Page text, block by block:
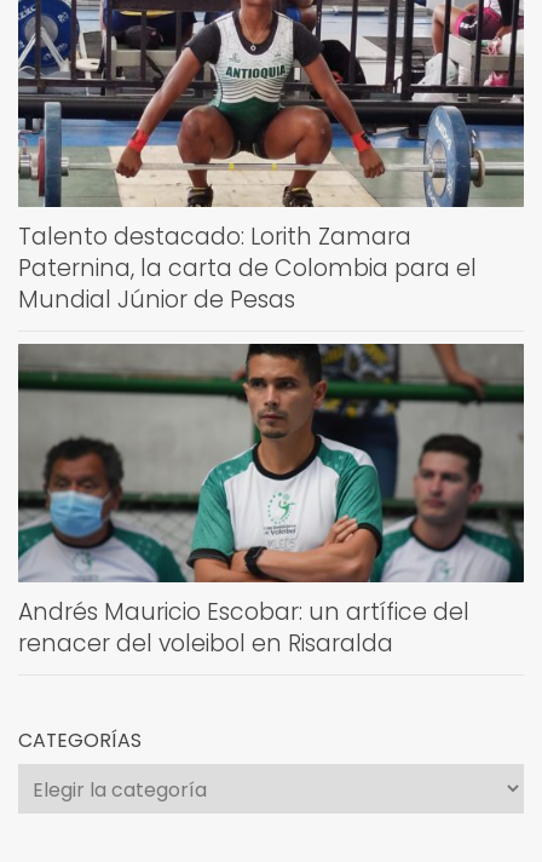
Talento destacado: Lorith Zamara
Paternina, la carta de Colombia para el
Mundial Júnior de Pesas
Andrés Mauricio Escobar: un artífice del
renacer del voleibol en Risaralda
CATEGORÍAS
Categorías